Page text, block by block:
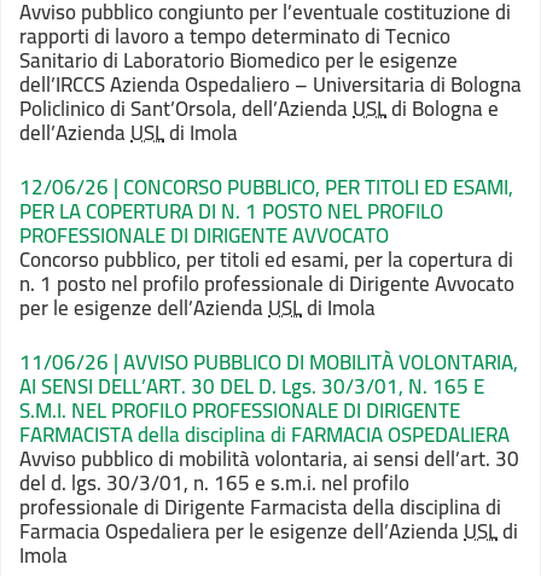
Avviso pubblico congiunto per l’eventuale costituzione di
rapporti di lavoro a tempo determinato di Tecnico
Sanitario di LaboratorioBiomedico per le esigenze
dell’IRCCS Azienda Ospedaliero – Universitaria di Bologna
Policlinico di Sant’Orsola, dell’AziendaUSLdi Bologna e
dell’AziendaUSLdi Imola
12/06/26 | CONCORSO PUBBLICO, PER TITOLI ED ESAMI,
PER LA COPERTURA DI N. 1 POSTO NEL PROFILO
PROFESSIONALE DI DIRIGENTE AVVOCATO
Concorsopubblico, per titoli ed esami, per la copertura di
n. 1 posto nel profilo professionaledi Dirigente Avvocato
per le esigenze dell’AziendaUSLdi Imola
11/06/26 | AVVISO PUBBLICO DI MOBILITÀ VOLONTARIA,
AI SENSI DELL’ART. 30 DEL D. Lgs. 30/3/01, N. 165 E
S.M.I. NEL PROFILO PROFESSIONALE DI DIRIGENTE
FARMACISTA della disciplina di FARMACIA OSPEDALIERA
Avviso pubblico di mobilitàvolontaria, ai sensi dell’art. 30
del d. lgs. 30/3/01, n. 165 e s.m.i. nelprofilo
professionale di Dirigente Farmacista della disciplina di
Farmacia Ospedalieraper le esigenze dell’AziendaUSLdi
Imola